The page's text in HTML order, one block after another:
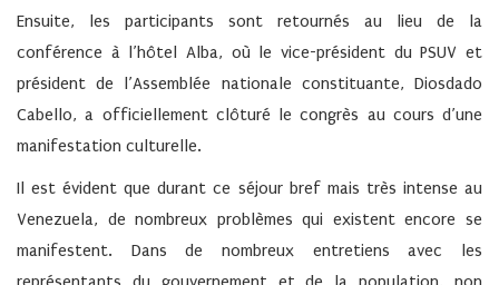
Ensuite, les participants sont retournés au lieu de la
conférence à l’hôtel Alba, où le vice-président du PSUV et
président de l’Assemblée nationale constituante, Diosdado
Cabello, a officiellement clôturé le congrès au cours d’une
manifestation culturelle.
Il est évident que durant ce séjour bref mais très intense au
Venezuela, de nombreux problèmes qui existent encore se
manifestent. Dans de nombreux entretiens avec les